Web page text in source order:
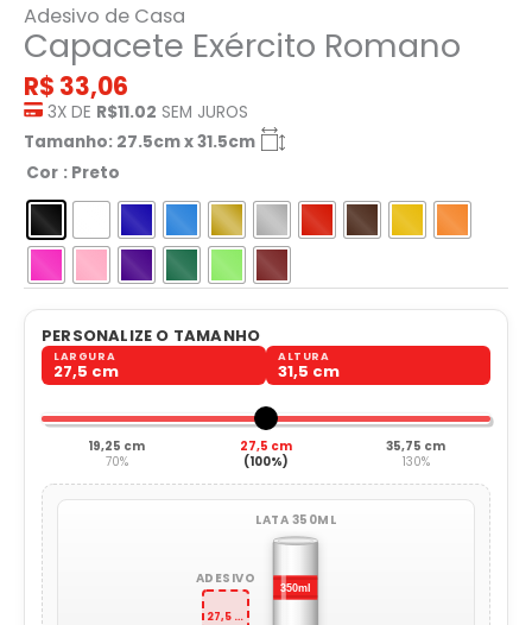
Adesivo de Casa
Capacete Exército Romano
R$ 33,06
3X DE R$11.02 SEM JUROS
Tamanho: 27.5cm x 31.5cm
Cor : Preto
PERSONALIZE O TAMANHO
LARGURA
27,5 cm
ALTURA
31,5 cm
19,25 cm
70%
27,5 cm
(100%)
35,75 cm
130%
ADESIVO
27,5 x 31,5 cm
LATA 350ML